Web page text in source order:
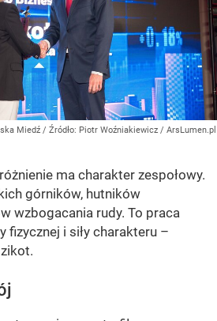
Miedź / Źródło: Piotr Woźniakiewicz / ArsLumen.pl
ma charakter zespołowy.
górników, hutników
wzbogacania rudy. To praca
fizycznej i siły charakteru –